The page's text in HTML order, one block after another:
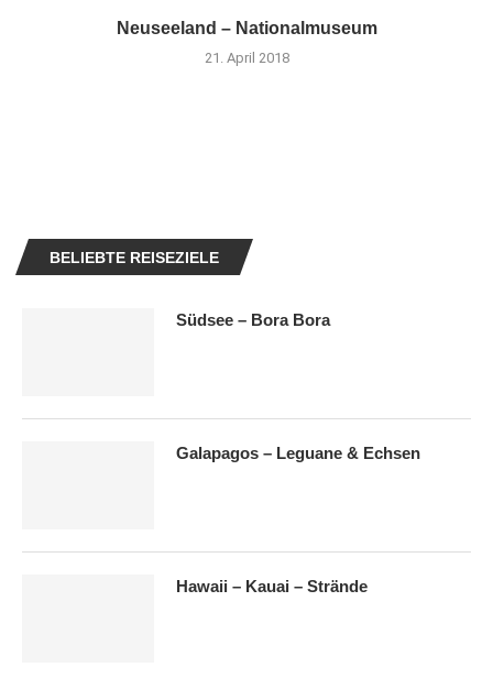
Neuseeland – Nationalmuseum
21. April 2018
BELIEBTE REISEZIELE
Südsee – Bora Bora
Galapagos – Leguane & Echsen
Hawaii – Kauai – Strände